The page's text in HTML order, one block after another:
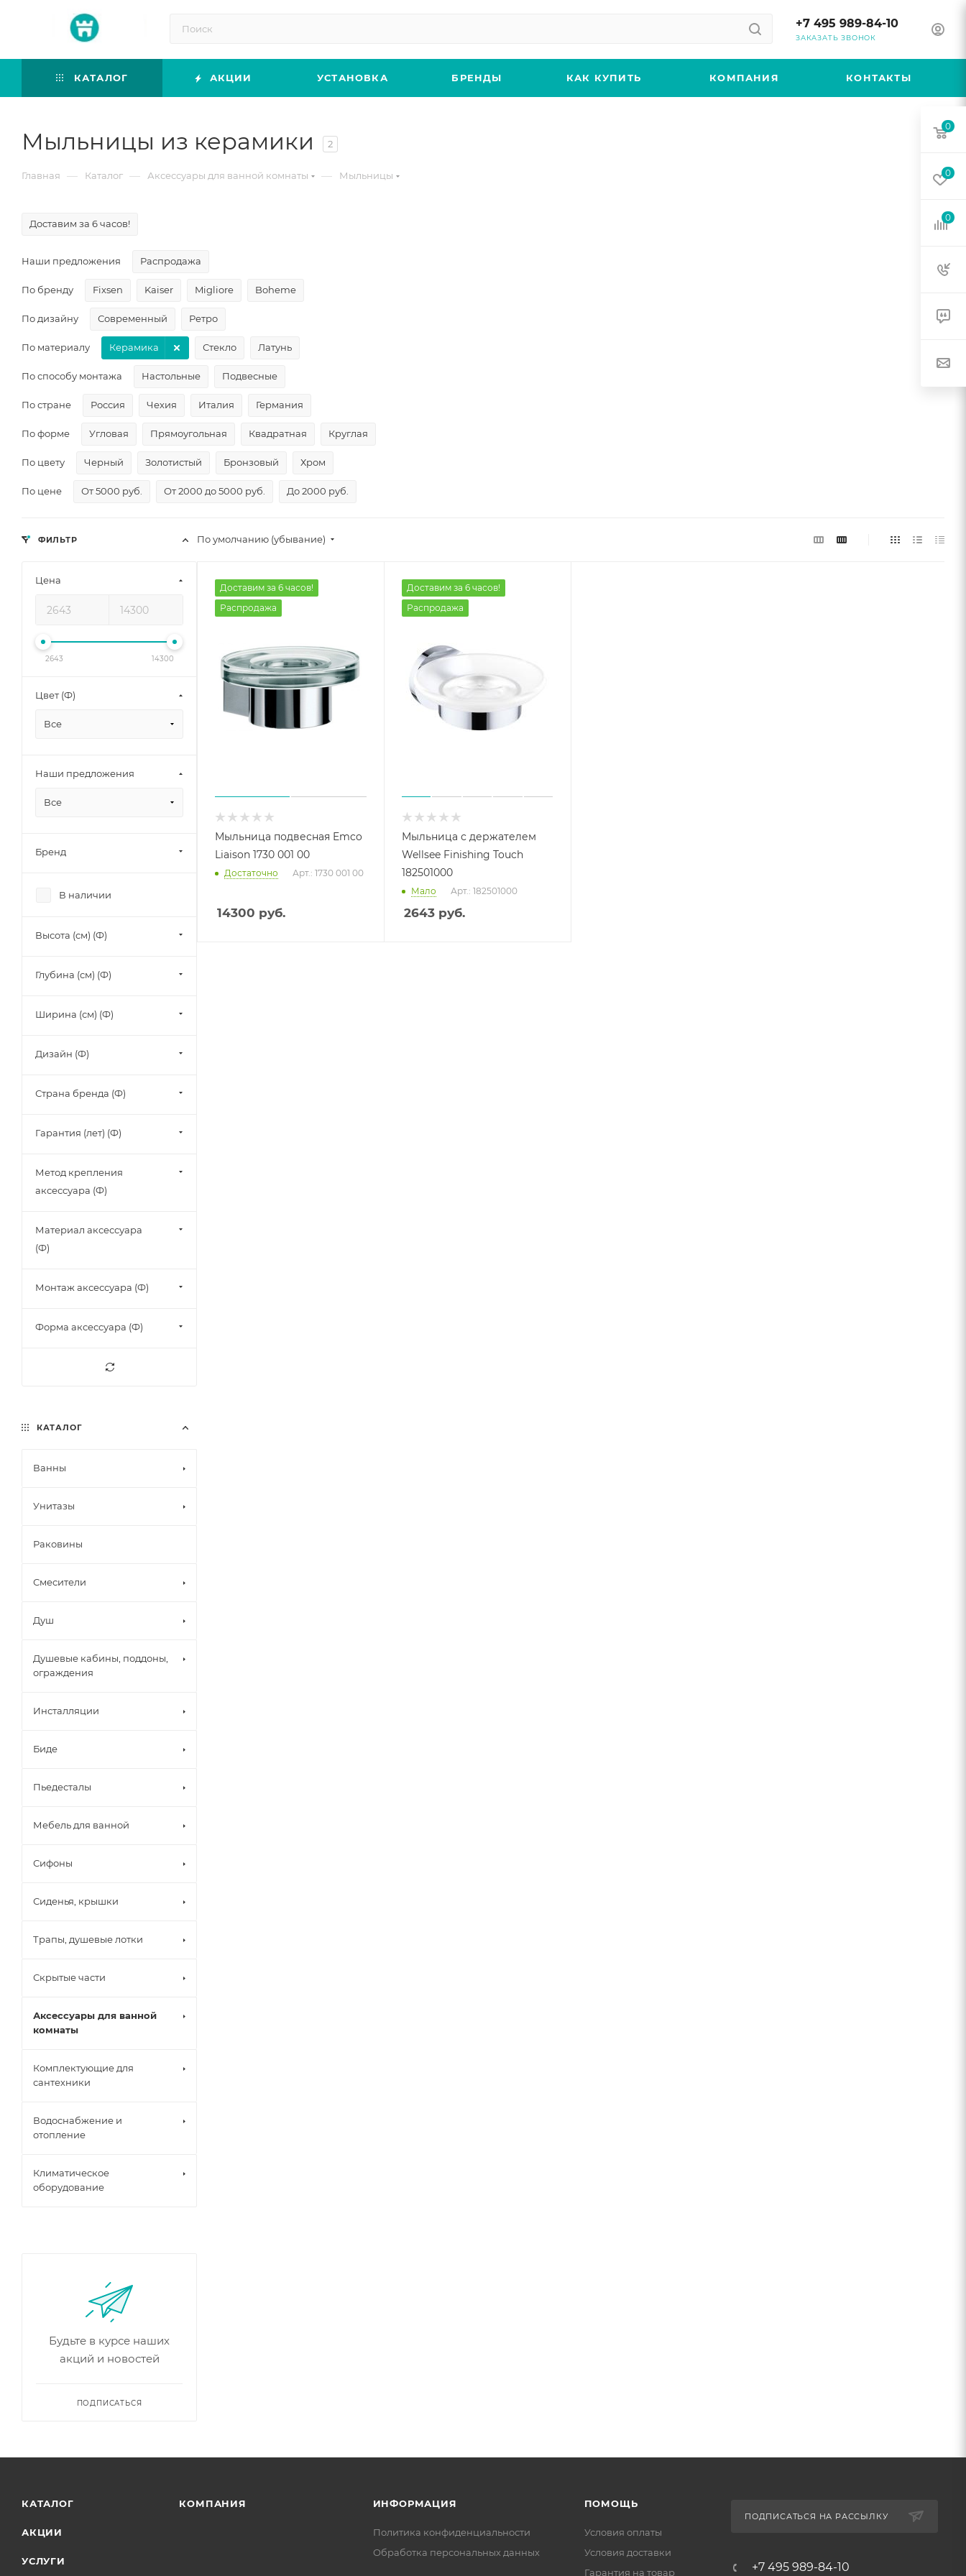
+7 495 989-84-10
ЗАКАЗАТЬ ЗВОНОК
КАТАЛОГ АКЦИИ УСТАНОВКА БРЕНДЫ КАК КУПИТЬ КОМПАНИЯ КОНТАКТЫ
Мыльницы из керамики 2
Главная — Каталог — Аксессуары для ванной комнаты — Мыльницы
Доставим за 6 часов!
Наши предложения Распродажа
По бренду Fixsen Kaiser Migliore Boheme
По дизайну Современный Ретро
По материалу Стекло Латунь
Керамика
По способу монтажа Настольные Подвесные
По стране Россия Чехия Италия Германия
По форме Угловая Прямоугольная Квадратная Круглая
По цвету Черный Золотистый Бронзовый Хром
По цене От 5000 руб. От 2000 до 5000 руб. До 2000 руб.
По умолчанию (убывание)
Доставим за 6 часов!
Распродажа
Мыльница подвесная Emco
Liaison 1730 001 00
Достаточно Арт.: 1730 001 00
14300 руб.
Доставим за 6 часов!
Распродажа
Мыльница с держателем
Wellsee Finishing Touch
182501000
Мало Арт.: 182501000
2643руб.
ФИЛЬТР
Цена
2643 14300
Цвет (Ф)
Все
Наши предложения
Все
Бренд
В наличии
Высота (см) (Ф)
Глубина (см) (Ф)
Ширина (см) (Ф)
Дизайн (Ф)
Страна бренда (Ф)
Гарантия (лет) (Ф)
Метод крепления
аксессуара (Ф)
Материал аксессуара
(Ф)
Монтаж аксессуара (Ф)
Форма аксессуара (Ф)
КАТАЛОГ
Ванны
Унитазы
Раковины
Смесители
Душ
Душевые кабины, поддоны,
ограждения
Инсталляции
Биде
Пьедесталы
Мебель для ванной
Сифоны
Сиденья, крышки
Трапы, душевые лотки
Скрытые части
Аксессуары для ванной
комнаты
Комплектующие для
сантехники
Водоснабжение и
отопление
Климатическое
оборудование
Будьте в курсе наших
акций и новостей
ПОДПИСАТЬСЯ
КАТАЛОГ
АКЦИИ
УСЛУГИ
КОМПАНИЯ ИНФОРМАЦИЯ
Политика конфиденциальности
Обработка персональных данных
ПОМОЩЬ
Условия оплаты
Условия доставки
Гарантия на товар
ПОДПИСАТЬСЯ НА РАССЫЛКУ
+7 495 989-84-10
0
0
0